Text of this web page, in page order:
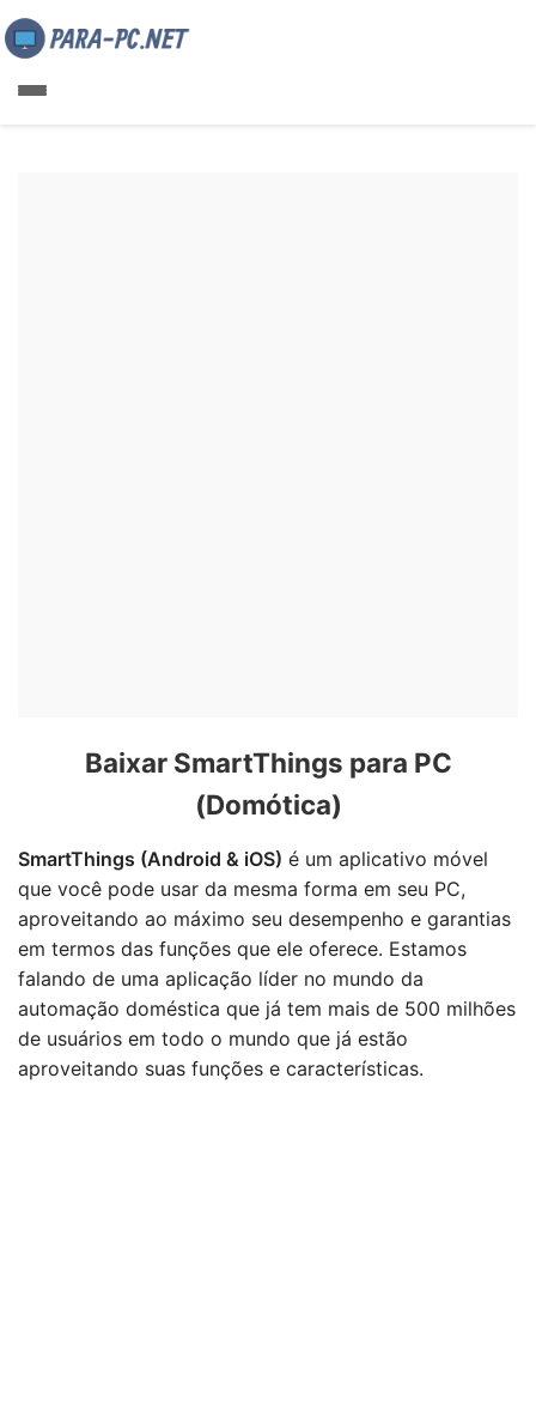
Baixar SmartThings para PC
(Domótica)
SmartThings (Android & iOS) é um aplicativo móvel
que você pode usar da mesma forma em seu PC,
aproveitando ao máximo seu desempenho e garantias
em termos das funções que ele oferece. Estamos
falando de uma aplicação líder no mundo da
automação doméstica que já tem mais de 500 milhões
de usuários em todo o mundo que já estão
aproveitando suas funções e características.